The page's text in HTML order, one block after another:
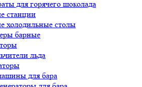
для горячего шоколада
станции
холодильные столы
барные
льда
для бара